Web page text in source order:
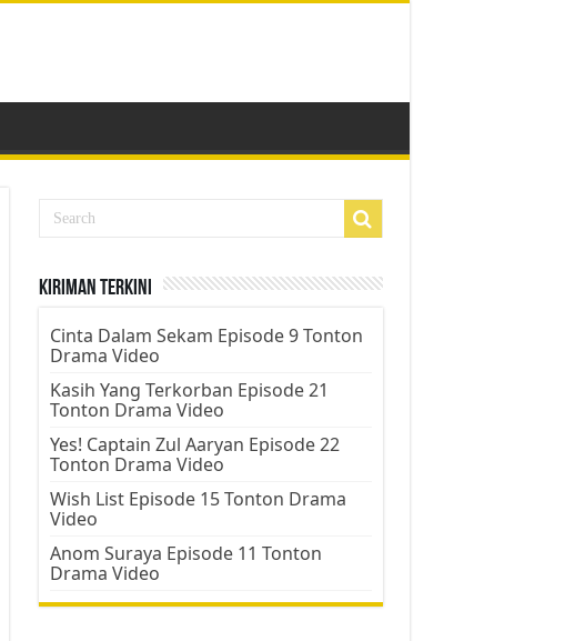
Kiriman Terkini
Cinta Dalam Sekam Episode 9 Tonton
Drama Video
Kasih Yang Terkorban Episode 21
Tonton Drama Video
Yes! Captain Zul Aaryan Episode 22
Tonton Drama Video
Wish List Episode 15 Tonton Drama
Video
Anom Suraya Episode 11 Tonton
Drama Video